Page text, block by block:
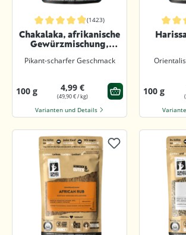
Durchschnittliche Bewertung von 4.9 von 5 Sternen
(1423)
Chakalaka, afrikanische
Gewürzmischung,
Pikant-scharfer Geschmack
100 g 4,99 €
(49,90 € / kg)
Varianten und Details
100 g